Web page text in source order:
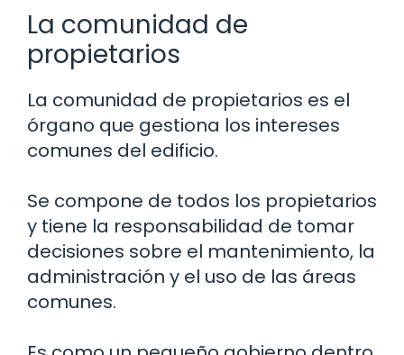
La comunidad de
propietarios
La comunidad de propietarios es el
órgano que gestiona los intereses
comunes del edificio.
Se compone de todos los propietarios
y tiene la responsabilidad de tomar
decisiones sobre el mantenimiento, la
administración y el uso de las áreas
comunes.